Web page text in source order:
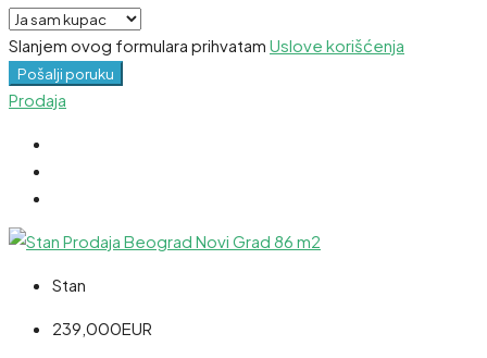
Slanjem ovog formulara prihvatam Uslove korišćenja
Pošalji poruku
Prodaja
Stan
239,000EUR